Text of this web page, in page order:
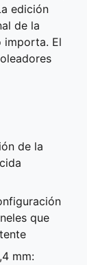
edición
de la
importa. El
de la
que
mm: